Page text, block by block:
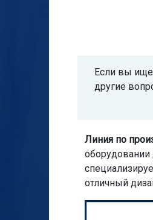
Если вы
другие
Линия по
оборудовании
отличный